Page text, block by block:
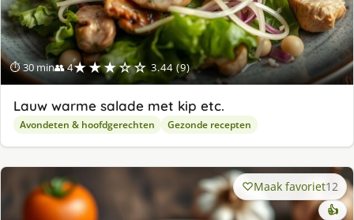
⏱ 30 min👥 4★★★☆☆ 3.44 (9)
Lauw warme salade met kip etc.
Avondeten & hoofdgerechten Gezonde recepten
Maak favoriet12
👍